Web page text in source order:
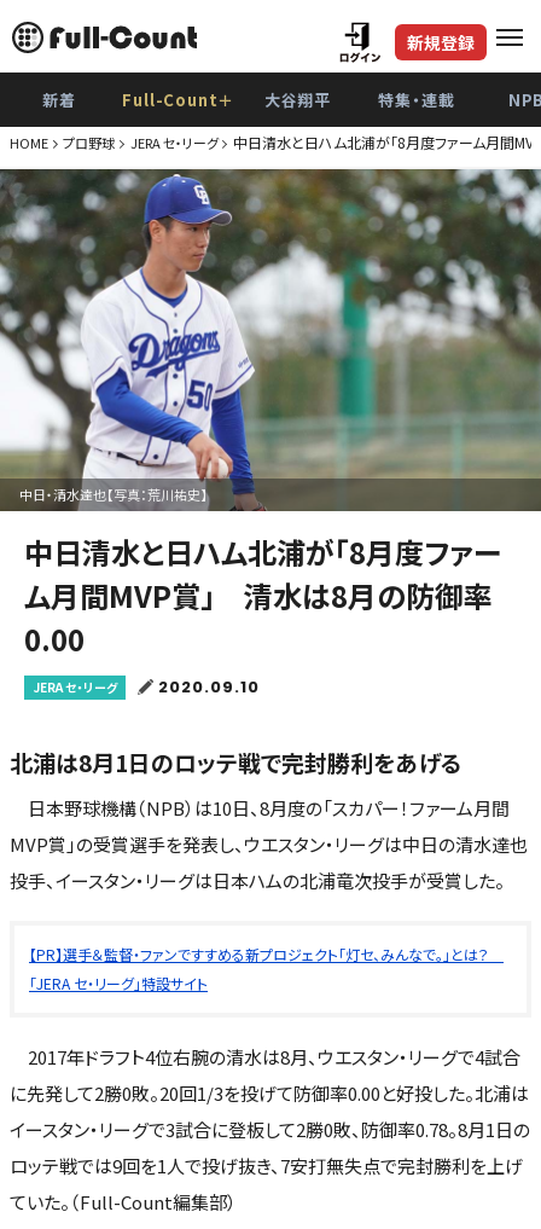
新規登録
新着 Full-Count＋ 大谷翔平 特集・連載
HOME プロ野球 JERA セ・リーグ 中日清水と日ハム北浦が「8月度ファーム月間
中日・清水達也【写真：荒川祐史】
中日清水と日ハム北浦が「8月度ファー
ム月間MVP賞」 清水は8月の防御率
0.00
JERA セ・リーグ 2020.09.10
北浦は8月1日のロッテ戦で完封勝利をあげる
日本野球機構（NPB）は10日、8月度の「スカパー！ファーム月間
MVP賞」の受賞選手を発表し、ウエスタン・リーグは中日の清水達也
投手、イースタン・リーグは日本ハムの北浦竜次投手が受賞した。
【PR】選手＆監督・ファンですすめる新プロジェクト「灯セ、みんなで。」とは？
「JERA セ・リーグ」特設サイト
2017年ドラフト4位右腕の清水は8月、ウエスタン・リーグで4試合
に先発して2勝0敗。20回1/3を投げて防御率0.00と好投した。北浦は
イースタン・リーグで3試合に登板して2勝0敗、防御率0.78。8月1日の
ロッテ戦では9回を1人で投げ抜き、7安打無失点で完封勝利を上げ
ていた。（Full-Count編集部）